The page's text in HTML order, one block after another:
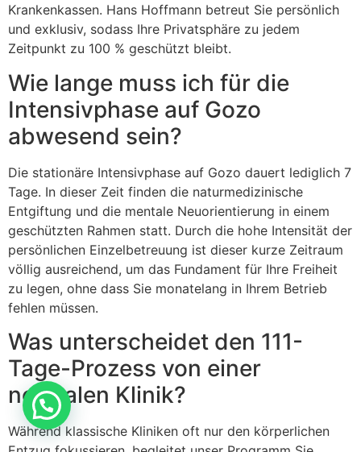
Krankenkassen. Hans Hoffmann betreut Sie persönlich
und exklusiv, sodass Ihre Privatsphäre zu jedem
Zeitpunkt zu 100 % geschützt bleibt.
Wie lange muss ich für die
Intensivphase auf Gozo
abwesend sein?
Die stationäre Intensivphase auf Gozo dauert lediglich 7
Tage. In dieser Zeit finden die naturmedizinische
Entgiftung und die mentale Neuorientierung in einem
geschützten Rahmen statt. Durch die hohe Intensität der
persönlichen Einzelbetreuung ist dieser kurze Zeitraum
völlig ausreichend, um das Fundament für Ihre Freiheit
zu legen, ohne dass Sie monatelang in Ihrem Betrieb
fehlen müssen.
Was unterscheidet den 111-
Tage-Prozess von einer
normalen Klinik?
Während klassische Kliniken oft nur den körperlichen